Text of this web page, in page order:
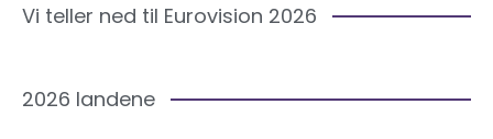
Vi teller ned til Eurovision 2026
2026 landene